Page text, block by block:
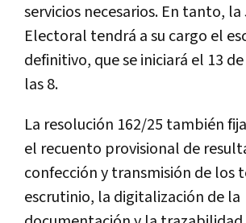
servicios necesarios. En tanto,
Electoral tendrá a su cargo el
definitivo, que se iniciará el 13
las 8.
La resolución 162/25 también
el recuento provisional de
confección y transmisión de los
escrutinio, la digitalización de la